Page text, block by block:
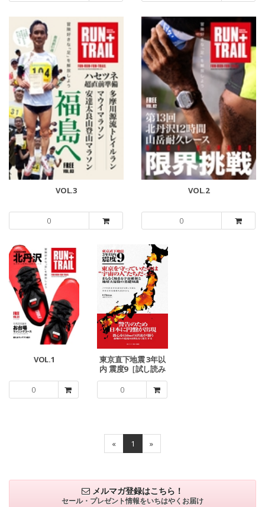
VOL.3
0
VOL.2
0
VOL.1
0
東京直下地震 3年以
内 震度9［試し読み
版］
0
« 1 »
メルマガ登録はこちら！
セール・プレゼント情報をいちはやくお届け